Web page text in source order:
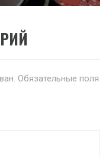
Обязательные поля